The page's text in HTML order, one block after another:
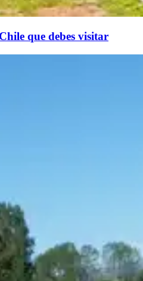
que debes visitar